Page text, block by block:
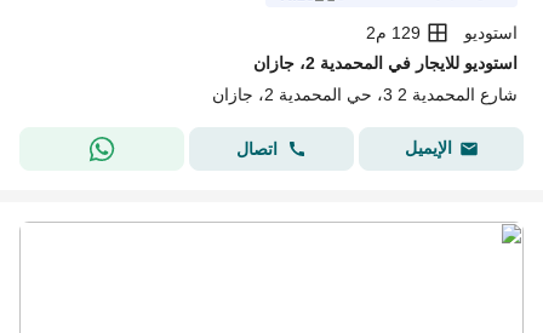
استوديو
129 م2
استوديو للايجار في المحمدية 2، جازان
شارع المحمدية 2 3، حي المحمدية 2، جازان
الإيميل اتصال